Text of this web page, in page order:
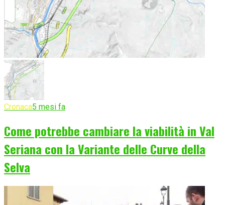
Cronaca5 mesi fa
Come potrebbe cambiare la viabilità in Val
Seriana con la Variante delle Curve della
Selva